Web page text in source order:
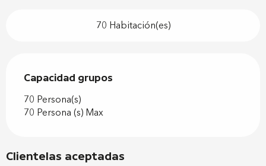
70 Habitación(es)
Capacidad grupos
Capacidad grupos
70 Persona(s)
70 Persona (s) Max
Clientelas aceptadas